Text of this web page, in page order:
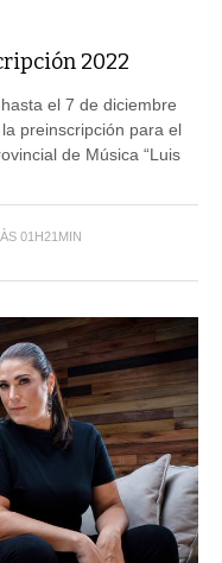
2022
el 7 de diciembre
preinscripción para el
de Música “Luis
01H21MIN